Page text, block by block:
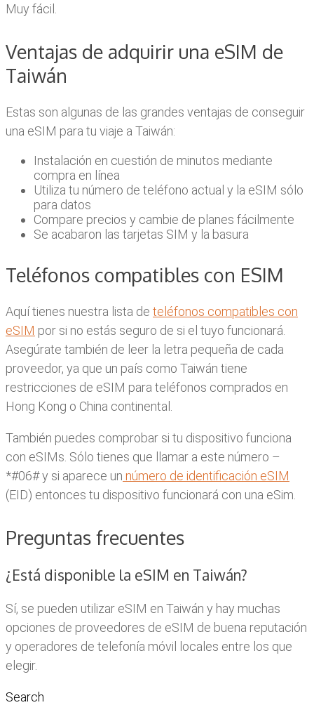
Muy fácil.
Ventajas de adquirir una eSIM de
Taiwán
Estas son algunas de las grandes ventajas de conseguir
una eSIM para tu viaje a Taiwán:
Instalación en cuestión de minutos mediante
compra en línea
Utiliza tu número de teléfono actual y la eSIM sólo
para datos
Compare precios y cambie de planes fácilmente
Se acabaron las tarjetas SIM y la basura
Teléfonos compatibles con ESIM
Aquí tienes nuestra lista de teléfonos compatibles con
eSIM por si no estás seguro de si el tuyo funcionará.
Asegúrate también de leer la letra pequeña de cada
proveedor, ya que un país como Taiwán tiene
restricciones de eSIM para teléfonos comprados en
Hong Kong o China continental.
También puedes comprobar si tu dispositivo funciona
con eSIMs. Sólo tienes que llamar a este número –
*#06# y si aparece un número de identificación eSIM
(EID) entonces tu dispositivo funcionará con una eSim.
Preguntas frecuentes
¿Está disponible la eSIM en Taiwán?
Sí, se pueden utilizar eSIM en Taiwán y hay muchas
opciones de proveedores de eSIM de buena reputación
y operadores de telefonía móvil locales entre los que
elegir.
Search